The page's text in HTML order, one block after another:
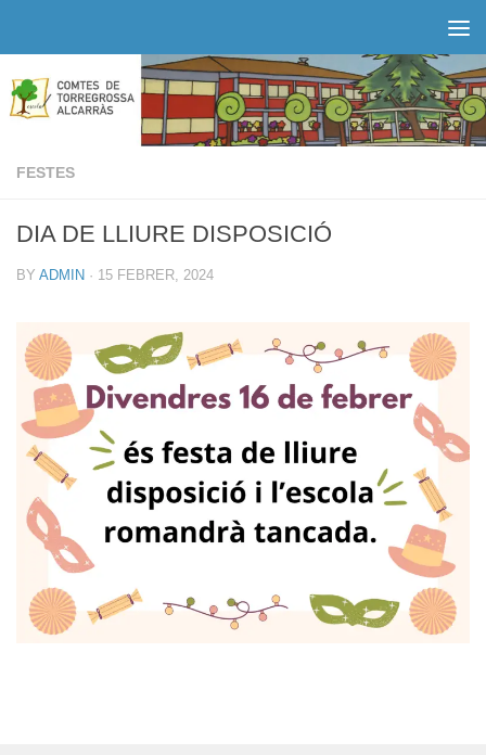
FESTES
DIA DE LLIURE DISPOSICIÓ
BY ADMIN · 15 FEBRER, 2024